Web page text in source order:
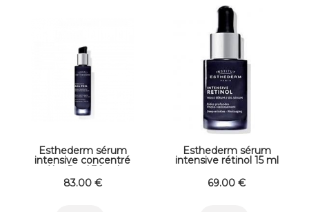
résistante. Diminue les
...
Esthederm sérum
intensive concentré
Aha Peel 30 ml
83.00 €
Esthederm sérum
intensive rétinol 15 ml
69.00 €